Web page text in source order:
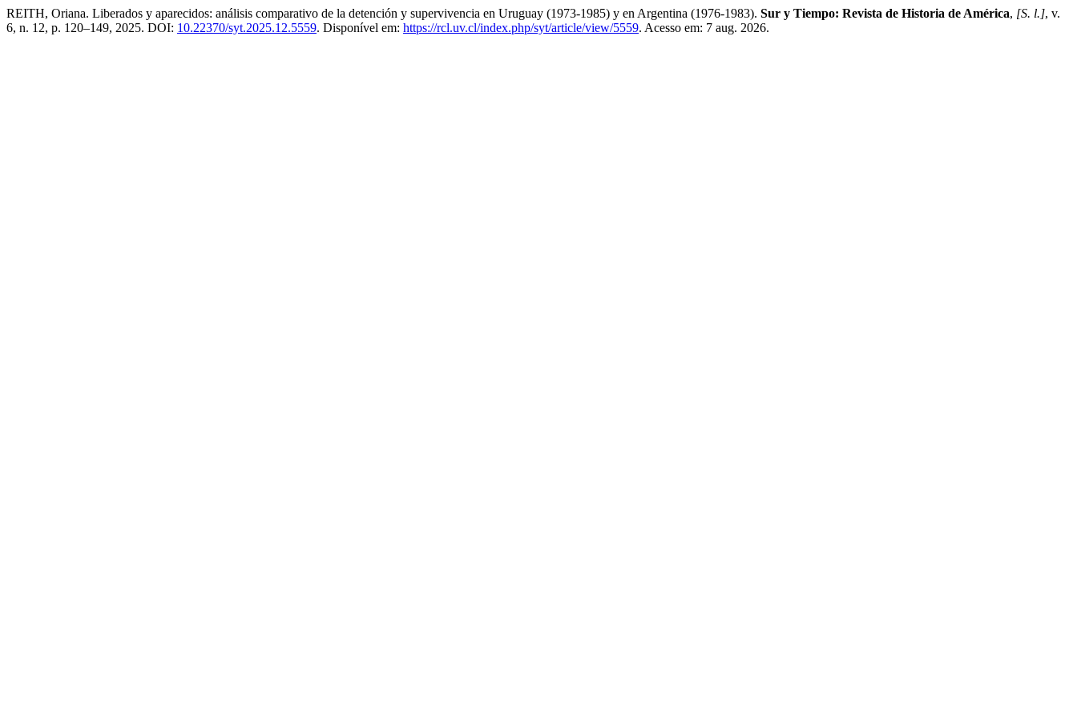
REITH, Oriana. Liberados y aparecidos: análisis comparativo de la detención y supervivencia en Uruguay (1973-1985) y en Argentina (1976-1983). Sur y Tiempo: Revista de Historia de América, [S. l.], v.
6, n. 12, p. 120–149, 2025. DOI: 10.22370/syt.2025.12.5559. Disponível em: https://rcl.uv.cl/index.php/syt/article/view/5559. Acesso em: 7 aug. 2026.